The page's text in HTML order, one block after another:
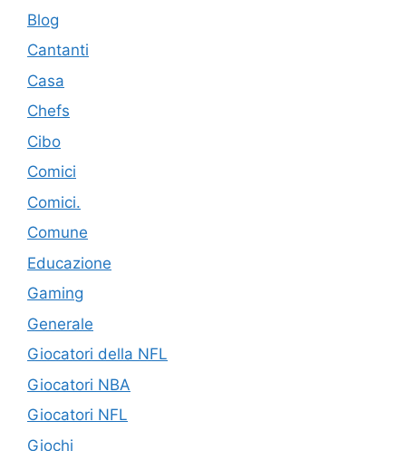
Blog
Cantanti
Casa
Chefs
Cibo
Comici
Comici.
Comune
Educazione
Gaming
Generale
Giocatori della NFL
Giocatori NBA
Giocatori NFL
Giochi